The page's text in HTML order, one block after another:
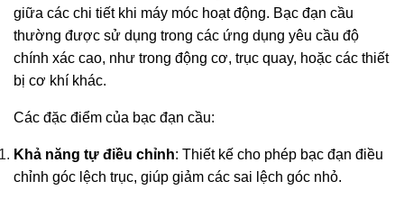
giữa các chi tiết khi máy móc hoạt động. Bạc đạn cầu
thường được sử dụng trong các ứng dụng yêu cầu độ
chính xác cao, như trong động cơ, trục quay, hoặc các thiết
bị cơ khí khác.
Các đặc điểm của bạc đạn cầu:
Khả năng tự điều chỉnh: Thiết kế cho phép bạc đạn điều
chỉnh góc lệch trục, giúp giảm các sai lệch góc nhỏ.